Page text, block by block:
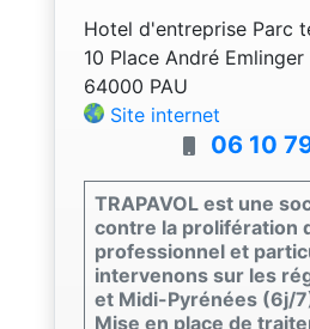
Hotel d'entreprise Parc
10 Place André
64000 PAU
Site internet
06 10
TRAPAVOL est une
contre la prolifération
professionnel et
intervenons sur les
et Midi-Pyrénées (6j/
Mise en place de